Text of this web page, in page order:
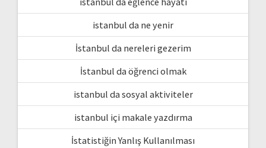
istanbul da ne yenir
İstanbul da nereleri gezerim
İstanbul da öğrenci olmak
istanbul da sosyal aktiviteler
istanbul içi makale yazdırma
İstatistiğin Yanlış Kullanılması